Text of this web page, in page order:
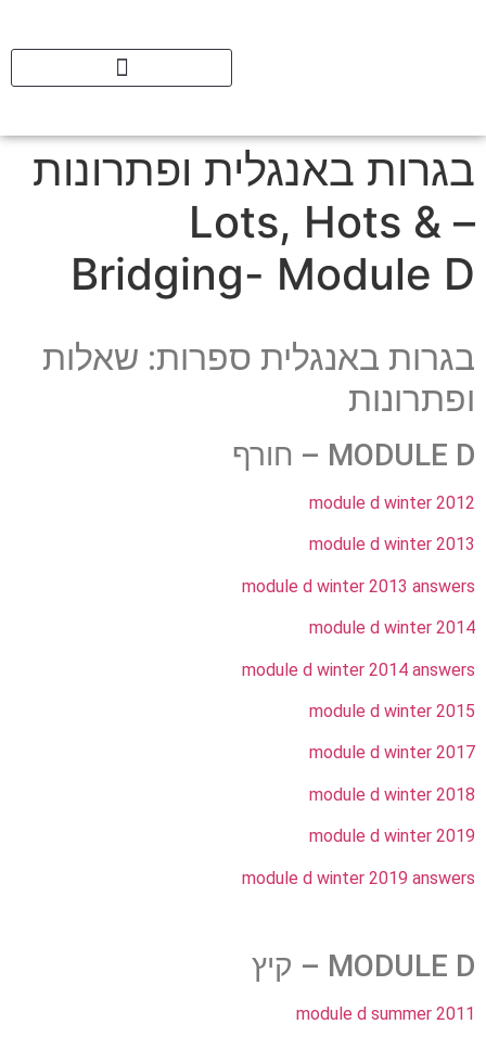
בגרות באנגלית ופתרונות
– Lots, Hots &
Bridging- Module D
בגרות באנגלית ספרות: שאלות
ופתרונות
MODULE D – חורף
module d winter 2012
module d winter 2013
module d winter 2013 answers
module d winter 2014
module d winter 2014 answers
module d winter 2015
module d winter 2017
module d winter 2018
module d winter 2019
module d winter 2019 answers
MODULE D – קיץ
module d summer 2011